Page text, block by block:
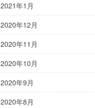
2021年1月
2020年12月
2020年11月
2020年10月
2020年9月
2020年8月